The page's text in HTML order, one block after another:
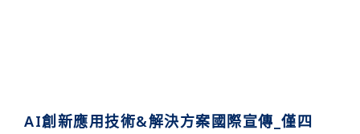
AI創新應用技術&解決方案國際宣傳_僅四